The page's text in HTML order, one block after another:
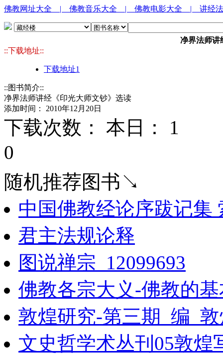
佛教网址大全 | 佛教音乐大全 | 佛教电影大全 | 讲经
净界法师讲
::下载地址::
下载地址1
::图书简介::
净界法师讲经《印光大师文钞》选读
添加时间： 2010年12月20日
下载次数： 本日： 1
0
随机推荐图书↘
中国佛教经论序跋记集
君主法规论释
图说禅宗_12099693
佛教各宗大义-佛教的
敦煌研究-第三期_编_
文史哲学术丛刊05敦煌